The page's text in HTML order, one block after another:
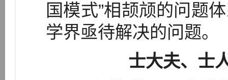
国模式”相颉颃的问题
学界亟待解决的问题。
士大夫、士